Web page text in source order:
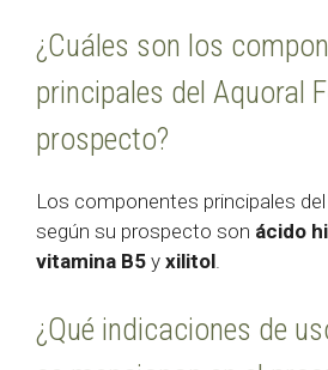
¿Cuáles son los
principales del Aquoral
prospecto?
Los componentes principales
según su prospecto son ácido
vitamina B5 y xilitol
¿Qué indicaciones de